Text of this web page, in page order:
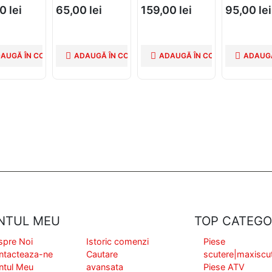
lei
ÎN COȘ
49cc 2T Athena
65,00 lei
ADAUGĂ ÎN COȘ
159,00 lei
ADAUGĂ ÎN COȘ
SKY 50CC
95,00 lei
MEU
Noi
ne
Meu
Istoric comenzi
Cautare
avansata
TOP
Piese
Piese ATV